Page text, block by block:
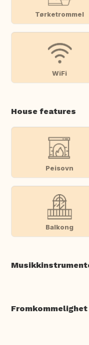
Tørketrommel
WiFi
House features
Peisovn
Balkong
Fromkommelighet